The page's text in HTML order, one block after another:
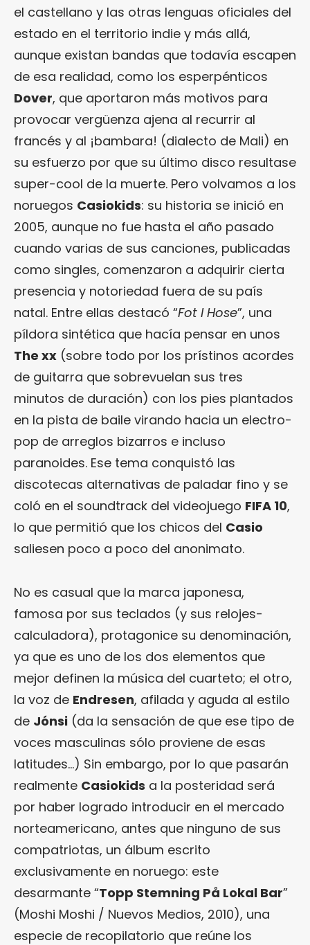
el castellano y las otras lenguas oficiales del
estado en el territorio indie y más allá,
aunque existan bandas que todavía escapen
de esa realidad, como los esperpénticos
Dover, que aportaron más motivos para
provocar vergüenza ajena al recurrir al
francés y al ¡bambara! (dialecto de Mali) en
su esfuerzo por que su último disco resultase
super-cool de la muerte. Pero volvamos a los
noruegos Casiokids: su historia se inició en
2005, aunque no fue hasta el año pasado
cuando varias de sus canciones, publicadas
como singles, comenzaron a adquirir cierta
presencia y notoriedad fuera de su país
natal. Entre ellas destacó “Fot I Hose”, una
píldora sintética que hacía pensar en unos
The xx (sobre todo por los prístinos acordes
de guitarra que sobrevuelan sus tres
minutos de duración) con los pies plantados
en la pista de baile virando hacia un electro-
pop de arreglos bizarros e incluso
paranoides. Ese tema conquistó las
discotecas alternativas de paladar fino y se
coló en el soundtrack del videojuego FIFA 10,
lo que permitió que los chicos del Casio
saliesen poco a poco del anonimato.
No es casual que la marca japonesa,
famosa por sus teclados (y sus relojes-
calculadora), protagonice su denominación,
ya que es uno de los dos elementos que
mejor definen la música del cuarteto; el otro,
la voz de Endresen, afilada y aguda al estilo
de Jónsi (da la sensación de que ese tipo de
voces masculinas sólo proviene de esas
latitudes…) Sin embargo, por lo que pasarán
realmente Casiokids a la posteridad será
por haber logrado introducir en el mercado
norteamericano, antes que ninguno de sus
compatriotas, un álbum escrito
exclusivamente en noruego: este
desarmante “Topp Stemning På Lokal Bar”
(Moshi Moshi / Nuevos Medios, 2010), una
especie de recopilatorio que reúne los